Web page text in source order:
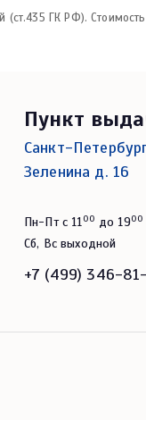
ГК РФ).
Пункт
Санкт-
Зеленина д. 16
Пн-Пт с 1100 до 1900
Сб, Вс выходной
+7 (499) 346-